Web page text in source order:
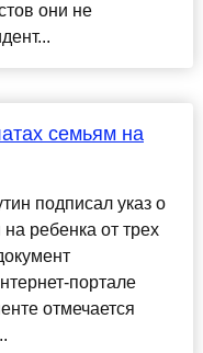
они не
семьям на
подписал указ о
ребенка от трех
портале
отмечается